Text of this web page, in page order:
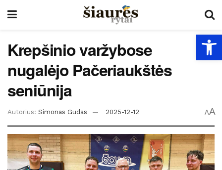
Krepšinio varžybose
nugalėjo Pačeriaukštės
seniūnija
Autorius: Simonas Gudas 2025-12-12 AA